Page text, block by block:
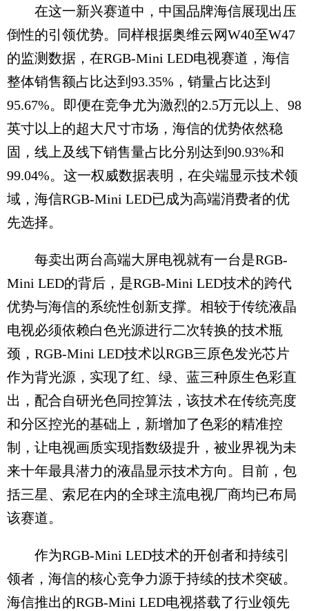
在这一新兴赛道中，中国品牌海信展现出压
倒性的引领优势。同样根据奥维云网W40至W47
的监测数据，在RGB-Mini LED电视赛道，海信
整体销售额占比达到93.35%，销量占比达到
95.67%。即便在竞争尤为激烈的2.5万元以上、98
英寸以上的超大尺寸市场，海信的优势依然稳
固，线上及线下销售量占比分别达到90.93%和
99.04%。这一权威数据表明，在尖端显示技术领
域，海信RGB-Mini LED已成为高端消费者的优
先选择。
每卖出两台高端大屏电视就有一台是RGB-
Mini LED的背后，是RGB-Mini LED技术的跨代
优势与海信的系统性创新支撑。相较于传统液晶
电视必须依赖白色光源进行二次转换的技术瓶
颈，RGB-Mini LED技术以RGB三原色发光芯片
作为背光源，实现了红、绿、蓝三种原生色彩直
出，配合自研光色同控算法，该技术在传统亮度
和分区控光的基础上，新增加了色彩的精准控
制，让电视画质实现指数级提升，被业界视为未
来十年最具潜力的液晶显示技术方向。目前，包
括三星、索尼在内的全球主流电视厂商均已布局
该赛道。
作为RGB-Mini LED技术的开创者和持续引
领者，海信的核心竞争力源于持续的技术突破。
海信推出的RGB-Mini LED电视搭载了行业领先